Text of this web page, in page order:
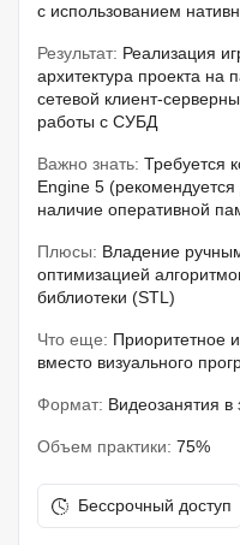
с использованием
Результат: Реализация
архитектура проекта на
сетевой клиент-
работы с СУБД
Важно знать: Требуется
Engine 5 (рекомендуется
наличие оперативной
Плюсы: Владение
оптимизацией
библиотеки (STL)
Что еще: Приоритетное
вместо визуального
Формат: Видеозанятия в
Объем практики: 75%
Бессрочный доступ